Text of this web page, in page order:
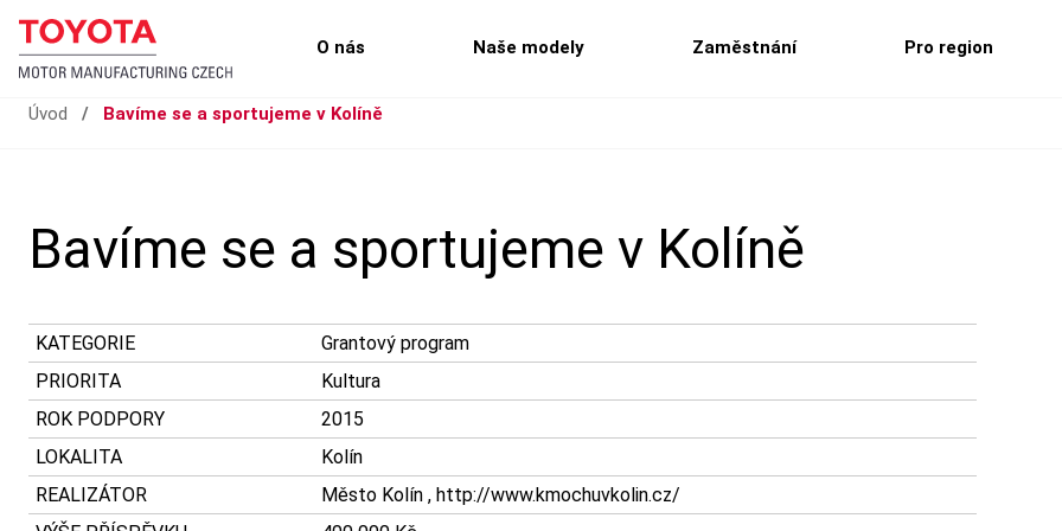
O nás Naše modely Zaměstnání Pro region
Úvod / Bavíme se a sportujeme v Kolíně
Bavíme se a sportujeme v Kolíně
KATEGORIE
Grantový program
PRIORITA
Kultura
ROK PODPORY
2015
LOKALITA
Kolín
REALIZÁTOR
Město Kolín , http://www.kmochuvkolin.cz/